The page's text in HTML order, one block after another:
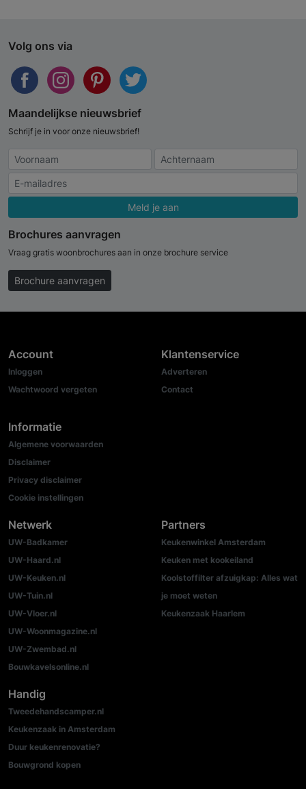
Volg ons via
Maandelijkse nieuwsbrief
Schrijf je in voor onze nieuwsbrief!
Meld je aan
Brochures aanvragen
Vraag gratis woonbrochures aan in onze brochure service
Brochure aanvragen
Account
Inloggen
Wachtwoord vergeten
Informatie
Algemene voorwaarden
Disclaimer
Privacy disclaimer
Cookie instellingen
Klantenservice
Adverteren
Contact
Netwerk
UW-Badkamer
UW-Haard.nl
UW-Keuken.nl
UW-Tuin.nl
UW-Vloer.nl
UW-Woonmagazine.nl
UW-Zwembad.nl
Bouwkavelsonline.nl
Partners
Keukenwinkel Amsterdam
Keuken met kookeiland
Koolstoffilter afzuigkap: Alles wat
je moet weten
Keukenzaak Haarlem
Handig
Tweedehandscamper.nl
Keukenzaak in Amsterdam
Duur keukenrenovatie?
Bouwgrond kopen